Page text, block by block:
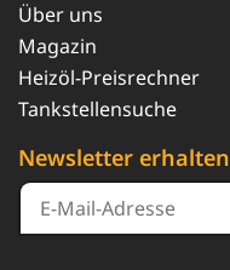
Über uns
Magazin
Heizöl-Preisrechner
Tankstellensuche
Newsletter erhalten